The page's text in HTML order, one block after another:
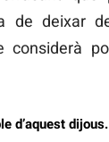
de deixar
considerà
d’aquest